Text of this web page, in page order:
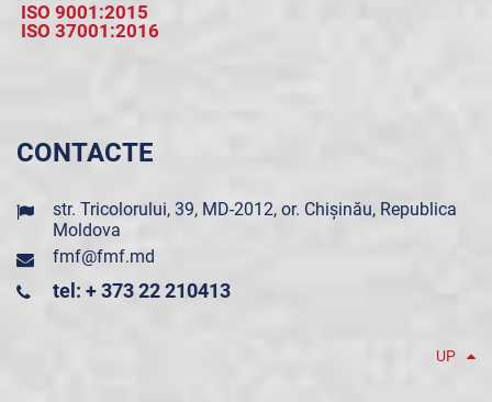
ISO 9001:2015
ISO 37001:2016
CONTACTE
str. Tricolorului, 39, MD-2012, or. Chișinău, Republica
Moldova
fmf@fmf.md
tel: + 373 22 210413
UP